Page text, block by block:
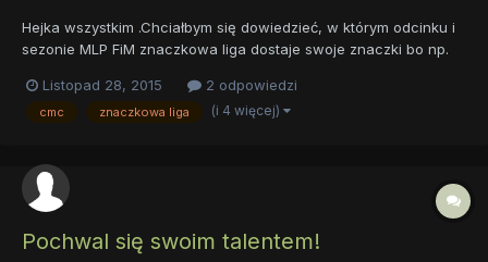
Hejka wszystkim .Chciałbym się dowiedzieć, w którym odcinku i
sezonie MLP FiM znaczkowa liga dostaje swoje znaczki bo np.
na szybkie odpowiedzi,z góry dziękuję.
Listopad 28, 2015 2 odpowiedzi
cmc znaczkowa liga (i 4 więcej)
Pochwal się swoim talentem!